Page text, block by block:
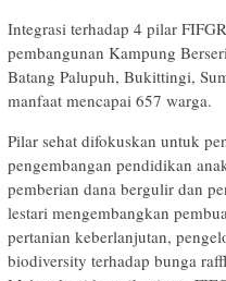
Integrasi terhadap 4 pilar
pembangunan Kampung
Batang Palupuh, Bukittingi,
manfaat mencapai 657 warga.
Pilar sehat difokuskan untuk
pengembangan pendidikan
pemberian dana bergulir dan
lestari mengembangkan
pertanian keberlanjutan,
biodiversity terhadap bunga